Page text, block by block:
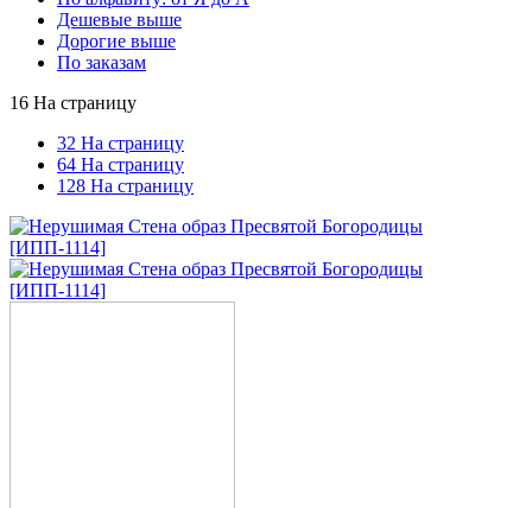
Дешевые выше
Дорогие выше
По заказам
16 На страницу
32 На страницу
64 На страницу
128 На страницу